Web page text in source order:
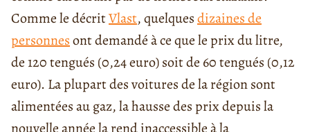
Comme le décritVlast, quelquesdizaines de
personnesont demandé à ce que le prix du litre,
de 120 tengués (0,24 euro) soit de 60 tengués (0,12
euro). La plupart des voitures de la région sont
alimentées au gaz, la hausse des prix depuis la